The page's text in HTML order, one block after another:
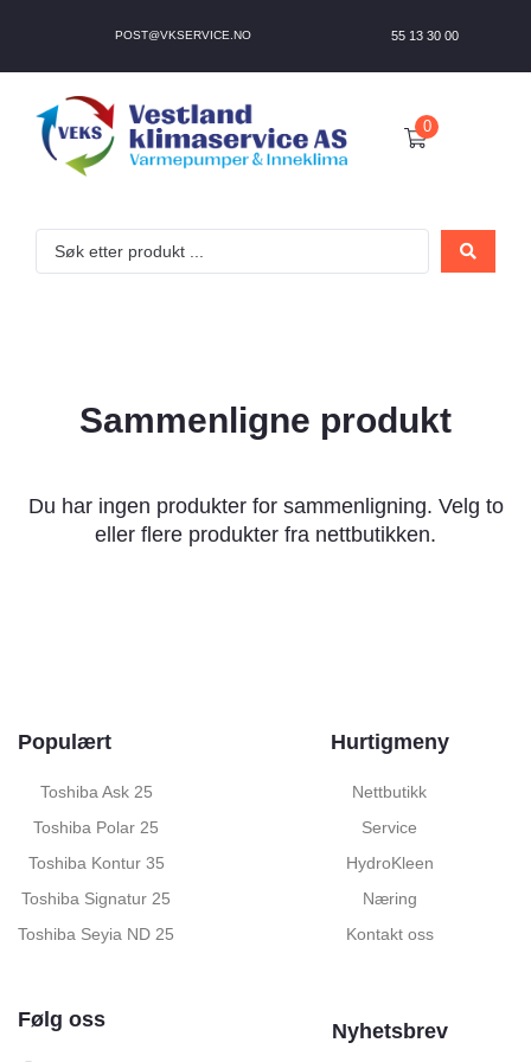
POST@VKSERVICE.NO 55 13 30 00
0
Sammenligne produkt
Du har ingen produkter for sammenligning. Velg to
eller flere produkter fra nettbutikken.
Populært
Toshiba Ask 25
Toshiba Polar 25
Toshiba Kontur 35
Toshiba Signatur 25
Toshiba Seyia ND 25
Hurtigmeny
Nettbutikk
Service
HydroKleen
Næring
Kontakt oss
Følg oss
Nyhetsbrev